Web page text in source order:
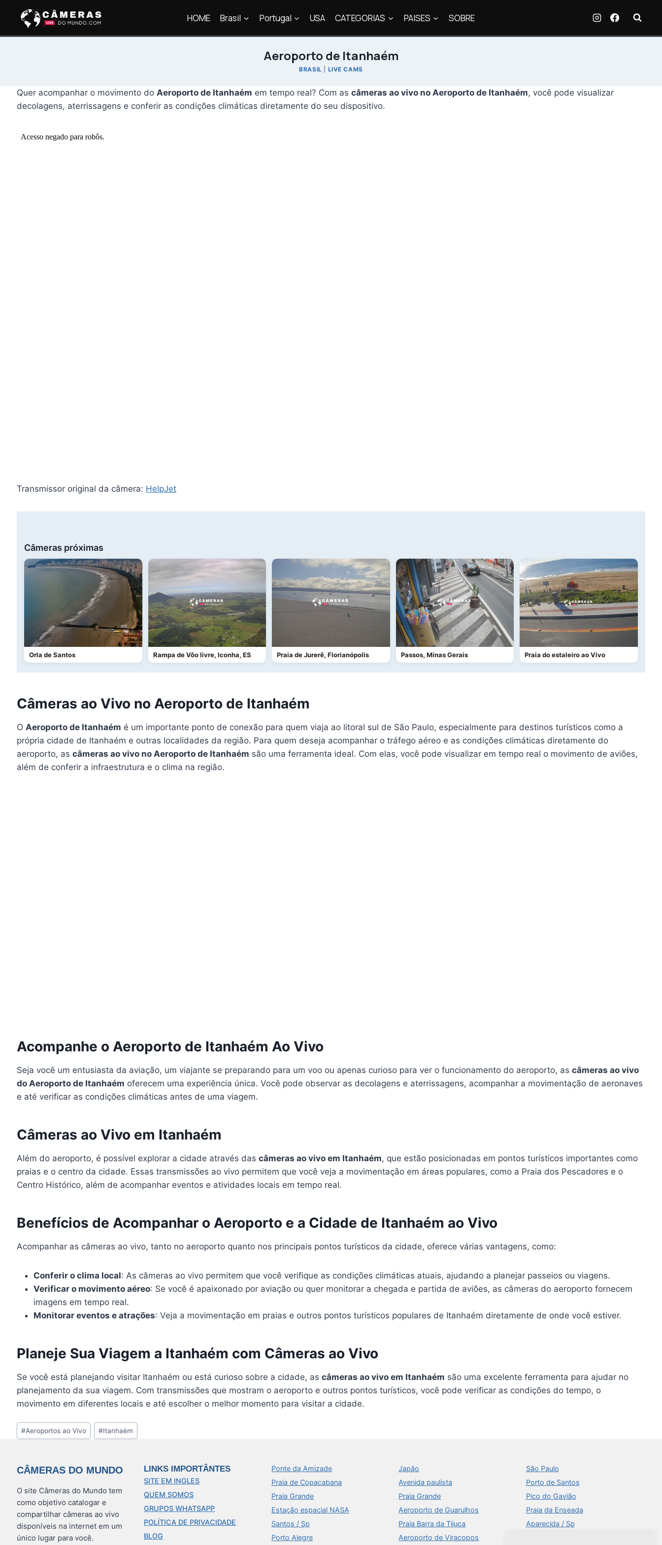
HOME Brasil Portugal USA CATEGORIAS PAISES SOBRE
Aeroporto de Itanhaém
BRASIL LIVE CAMS
Quer acompanhar o movimento do Aeroporto de Itanhaém em tempo real? Com as câmeras ao vivo no Aeroporto de Itanhaém, você pode visualizar
decolagens, aterrissagens e conferir as condições climáticas diretamente do seu dispositivo.
Transmissor original da câmera: HelpJet
Câmeras próximas
Orla de Santos Rampa de Vôo livre, Iconha, ES Praia de Jurerê, Florianópolis Passos, Minas Gerais Praia do estaleiro ao Vivo
Câmeras ao Vivo no Aeroporto de Itanhaém
O Aeroporto de Itanhaém é um importante ponto de conexão para quem viaja ao litoral sul de São Paulo, especialmente para destinos turísticos como a
própria cidade de Itanhaém e outras localidades da região. Para quem deseja acompanhar o tráfego aéreo e as condições climáticas diretamente do
aeroporto, as câmeras ao vivo no Aeroporto de Itanhaém são uma ferramenta ideal. Com elas, você pode visualizar em tempo real o movimento de aviões,
além de conferir a infraestrutura e o clima na região.
Acompanhe o Aeroporto de Itanhaém Ao Vivo
Seja você um entusiasta da aviação, um viajante se preparando para um voo ou apenas curioso para ver o funcionamento do aeroporto, as câmeras ao vivo
do Aeroporto de Itanhaém oferecem uma experiência única. Você pode observar as decolagens e aterrissagens, acompanhar a movimentação de aeronaves
e até verificar as condições climáticas antes de uma viagem.
Câmeras ao Vivo em Itanhaém
Além do aeroporto, é possível explorar a cidade através das câmeras ao vivo em Itanhaém, que estão posicionadas em pontos turísticos importantes como
praias e o centro da cidade. Essas transmissões ao vivo permitem que você veja a movimentação em áreas populares, como a Praia dos Pescadores e o
Centro Histórico, além de acompanhar eventos e atividades locais em tempo real.
Benefícios de Acompanhar o Aeroporto e a Cidade de Itanhaém ao Vivo
Acompanhar as câmeras ao vivo, tanto no aeroporto quanto nos principais pontos turísticos da cidade, oferece várias vantagens, como:
Conferir o clima local: As câmeras ao vivo permitem que você verifique as condições climáticas atuais, ajudando a planejar passeios ou viagens.
Verificar o movimento aéreo: Se você é apaixonado por aviação ou quer monitorar a chegada e partida de aviões, as câmeras do aeroporto fornecem
imagens em tempo real.
Monitorar eventos e atrações: Veja a movimentação em praias e outros pontos turísticos populares de Itanhaém diretamente de onde você estiver.
Planeje Sua Viagem a Itanhaém com Câmeras ao Vivo
Se você está planejando visitar Itanhaém ou está curioso sobre a cidade, as câmeras ao vivo em Itanhaém são uma excelente ferramenta para ajudar no
planejamento da sua viagem. Com transmissões que mostram o aeroporto e outros pontos turísticos, você pode verificar as condições do tempo, o
movimento em diferentes locais e até escolher o melhor momento para visitar a cidade.
Tags
do
#Aeroportos ao Vivo #Itanhaém
CÂMERAS DO MUNDO
O site Câmeras do Mundo tem
como objetivo catalogar e
compartilhar câmeras ao vivo
disponíveis na internet em um
único lugar para você.
LINKS IMPORTÂNTES
SITE EM INGLES
QUEM SOMOS
GRUPOS WHATSAPP
POLÍTICA DE PRIVACIDADE
BLOG
Ponte da Amizade
Praia de Copacabana
Praia Grande
Estação espacial NASA
Santos / Sp
Porto Alegre
Japão
Avenida paulista
Praia Grande
Aeroporto de Guarulhos
Praia Barra da Tijuca
Aeroporto de Viracopos
São Paulo
Porto de Santos
Pico do Gavião
Praia da Enseada
Aparecida / Sp